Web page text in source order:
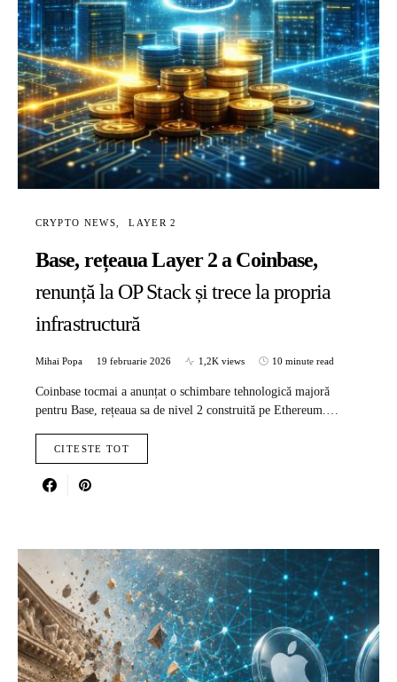
CRYPTO NEWS LAYER 2
Base, rețeaua Layer 2 a Coinbase,
renunță la OP Stack și trece la propria
infrastructură
Mihai Popa 19 februarie 2026 1,2K views 10 minute read
Coinbase tocmai a anunțat o schimbare tehnologică majoră
pentru Base, rețeaua sa de nivel 2 construită pe Ethereum.…
CITESTE TOT